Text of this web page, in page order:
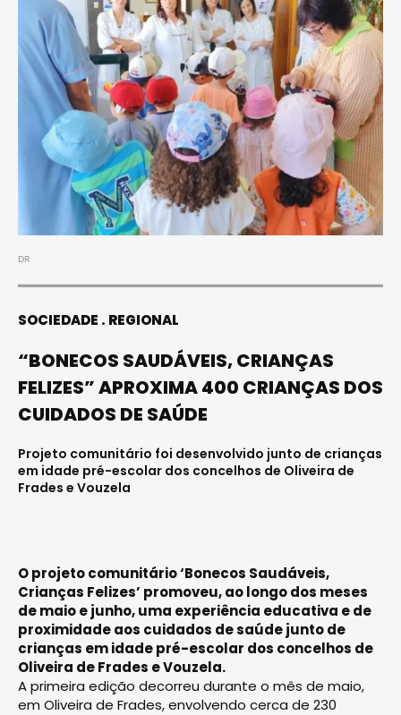
DR
SOCIEDADE REGIONAL
“BONECOS SAUDÁVEIS, CRIANÇAS
FELIZES” APROXIMA 400 CRIANÇAS DOS
CUIDADOS DE SAÚDE
Projeto comunitário foi desenvolvido junto de crianças
em idade pré-escolar dos concelhos de Oliveira de
Frades e Vouzela
O projeto comunitário ‘Bonecos Saudáveis,
Crianças Felizes’ promoveu, ao longo dos meses
de maio e junho, uma experiência educativa e de
proximidade aos cuidados de saúde junto de
crianças em idade pré-escolar dos concelhos de
Oliveira de Frades e Vouzela.
A primeira edição decorreu durante o mês de maio,
em Oliveira de Frades, envolvendo cerca de 230